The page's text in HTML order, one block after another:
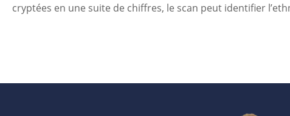
cryptées en une suite de chiffres, le scan peut identifier